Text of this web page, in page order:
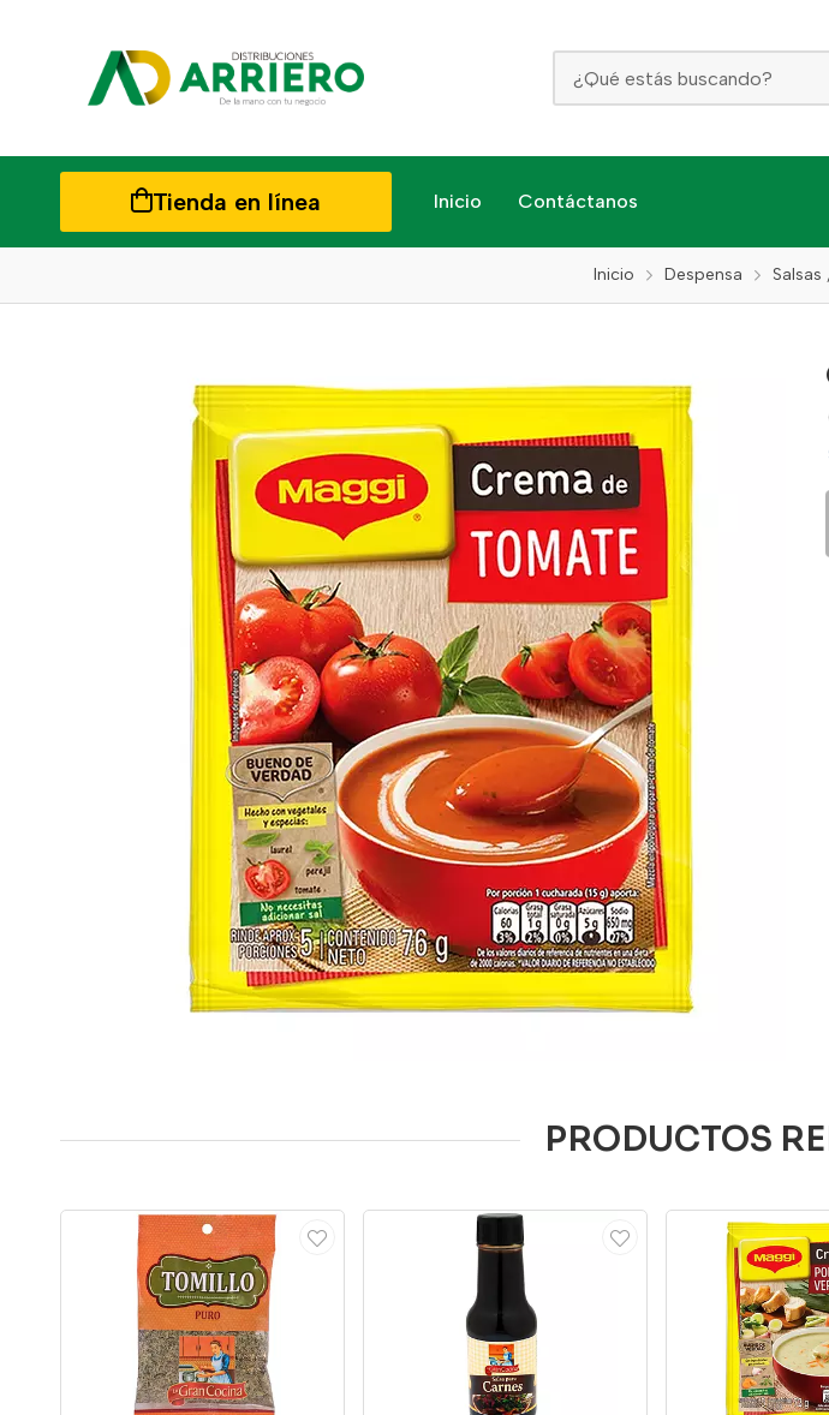
Tienda en línea Inicio Contáctanos
Inicio Despensa
PRODUCTOS